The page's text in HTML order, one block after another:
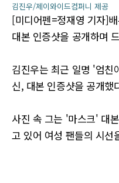
김진우/제이와이드컴퍼니 제공
[미디어펜=정재영 기자]
대본 인증샷을 공개하며
김진우는 최근 일명 '엄친
신, 대본 인증샷을 공개했
사진 속 그는 '마스크' 대
고 있어 여성 팬들의 시선